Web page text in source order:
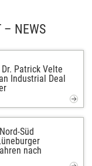
– NEWS
Patrick Velte
Industrial Deal
Süd
nach